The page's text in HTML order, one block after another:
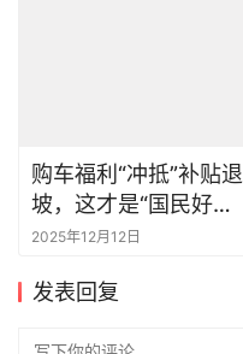
购车福利“冲抵”补贴退
坡，这才是“国民好车”
的样子
2025年12月12日
发表回复